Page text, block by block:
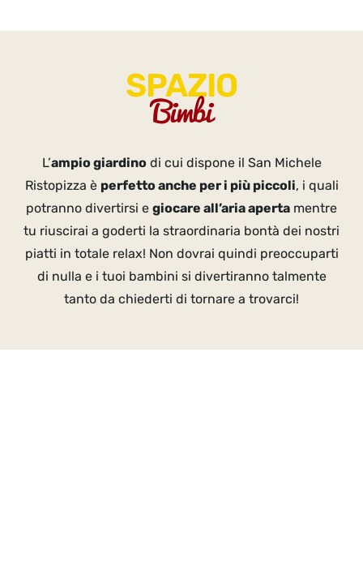
SPAZIO
Bimbi
L’ampio giardinodi cui dispone il San Michele
Ristopizza è perfetto anche per i più piccoli, i quali
potranno divertirsi e giocare all’aria aperta mentre
tu riuscirai a goderti la straordinaria bontà dei nostri
piatti in totale relax! Non dovrai quindi preoccuparti
di nulla e i tuoi bambini si divertiranno talmente
tanto da chiederti di tornare a trovarci!